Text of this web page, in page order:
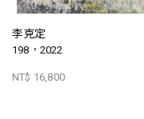
李克定
198，2022
NT$ 16,800